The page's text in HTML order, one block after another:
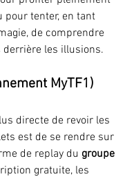
pour tenter, en tant
de comprendre
derrière les illusions.
MyTF1)
directe de revoir les
est de se rendre sur
de replay du groupe
gratuite, les